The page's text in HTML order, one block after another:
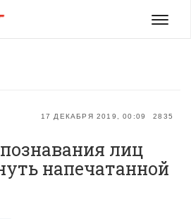
Меню
17 ДЕКАБРЯ 2019, 00:09 2835
лиц
напечатанной